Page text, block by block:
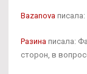
Bazanova
Разина писала:
сторон, в